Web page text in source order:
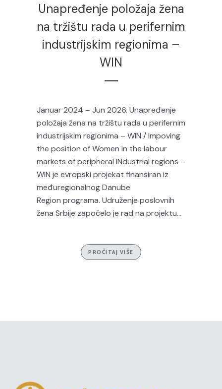
Unapređenje položaja žena
na tržištu rada u perifernim
industrijskim regionima –
WIN
Januar 2024 – Jun 2026. Unapređenje
položaja žena na tržištu rada u perifernim
industrijskim regionima – WIN / Impoving
the position of Women in the labour
markets of peripheral INdustrial regions –
WIN je evropski projekat finansiran iz
međuregionalnog Danube
Region programa. Udruženje poslovnih
žena Srbije započelo je rad na projektu...
PROČITAJ VIŠE